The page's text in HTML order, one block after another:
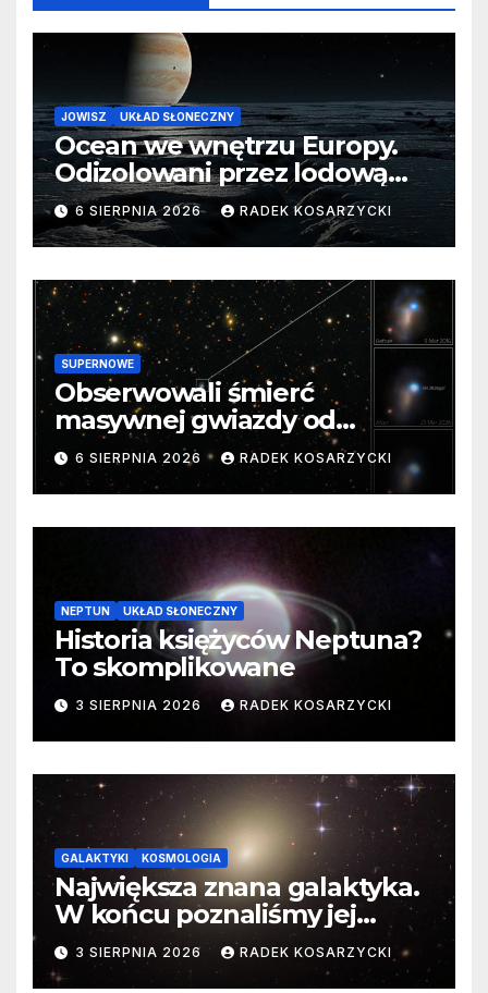
JOWISZ UKŁAD SŁONECZNY
Ocean we wnętrzu Europy.
Odizolowani przez lodową
barierę
6 SIERPNIA 2026 RADEK KOSARZYCKI
SUPERNOWE
Obserwowali śmierć
masywnej gwiazdy od
samego początku. Niezwykle
cenne dane
6 SIERPNIA 2026 RADEK KOSARZYCKI
NEPTUN UKŁAD SŁONECZNY
Historia księżyców Neptuna?
To skomplikowane
3 SIERPNIA 2026 RADEK KOSARZYCKI
GALAKTYKI KOSMOLOGIA
Największa znana galaktyka.
W końcu poznaliśmy jej
faktyczne wymiary
3 SIERPNIA 2026 RADEK KOSARZYCKI